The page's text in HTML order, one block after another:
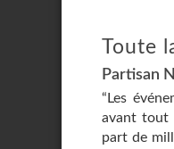
Toute
Partisan
“Les
avant tout
part de